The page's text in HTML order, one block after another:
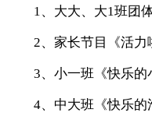
1、大大、大1班团
2、家长节目《活力
3、小一班《快乐的
4、中大班《快乐的